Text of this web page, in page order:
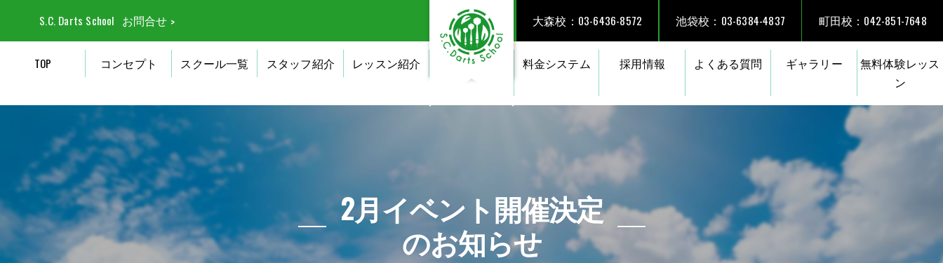
S.C. Darts School お問合せ 大森校：03-6436-8572 池袋校：03-6384-4837 町田校：042-851-7648
TOP コンセプト スクール一覧 スタッフ紹介 レッスン紹介 料金システム 採用情報 よくある質問 ギャラリー
無料体験レッス
ン
2月イベント開催決定
のお知らせ